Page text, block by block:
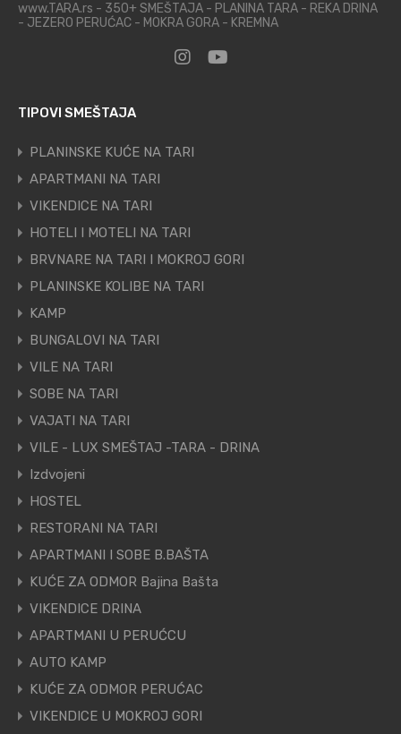
www.TARA.rs - 350+ SMEŠTAJA - PLANINA TARA - REKA DRINA
- JEZERO PERUĆAC - MOKRA GORA - KREMNA
TIPOVI SMEŠTAJA
PLANINSKE KUĆE NA TARI
APARTMANI NA TARI
VIKENDICE NA TARI
HOTELI I MOTELI NA TARI
BRVNARE NA TARI I MOKROJ GORI
PLANINSKE KOLIBE NA TARI
KAMP
BUNGALOVI NA TARI
VILE NA TARI
SOBE NA TARI
VAJATI NA TARI
VILE - LUX SMEŠTAJ -TARA - DRINA
Izdvojeni
HOSTEL
RESTORANI NA TARI
APARTMANI I SOBE B.BAŠTA
KUĆE ZA ODMOR Bajina Bašta
VIKENDICE DRINA
APARTMANI U PERUĆCU
AUTO KAMP
KUĆE ZA ODMOR PERUĆAC
VIKENDICE U MOKROJ GORI